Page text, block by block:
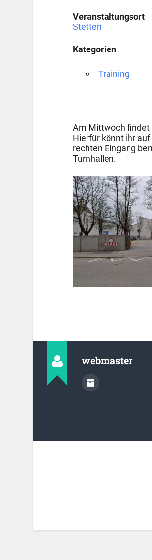
Veranstaltungsort
Stetten
Kategorien
Training
Am Mittwoch findet
Hierfür könnt ihr
rechten Eingang
Turnhallen.
webmaster